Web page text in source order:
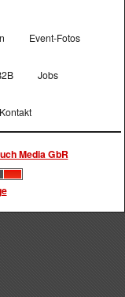
Event-Fotos
Jobs
Kontakt
Media GbR